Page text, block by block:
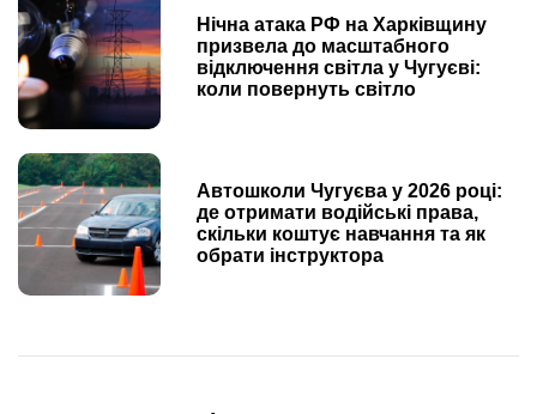
Нічна атака РФ на Харківщину
призвела до масштабного
відключення світла у Чугуєві:
коли повернуть світло
Автошколи Чугуєва у 2026 році:
де отримати водійські права,
скільки коштує навчання та як
обрати інструктора